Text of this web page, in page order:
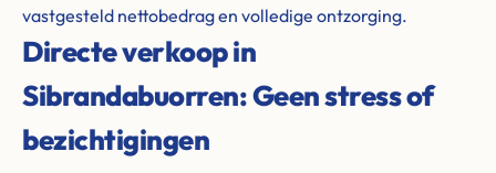
vastgesteld nettobedrag en volledige ontzorging.
Directe verkoop in
Sibrandabuorren: Geen stress of
bezichtigingen